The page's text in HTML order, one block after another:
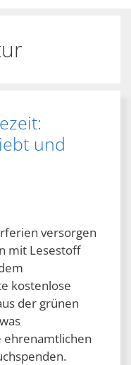
und
versorgen
mit Lesestoff
kostenlose
der grünen
ehrenamtlichen